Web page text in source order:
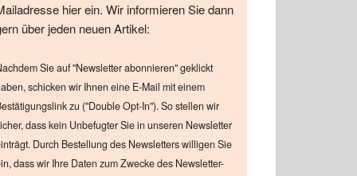
hier ein. Wir informieren Sie dann
über jeden neuen Artikel:
Sie auf "Newsletter abonnieren" geklickt
schicken wir Ihnen eine E-Mail mit einem
zu ("Double Opt-In"). So stellen wir
dass kein Unbefugter Sie in unseren Newsletter
Durch Bestellung des Newsletters willigen Sie
dass wir Ihre Daten zum Zwecke des Newsletter-